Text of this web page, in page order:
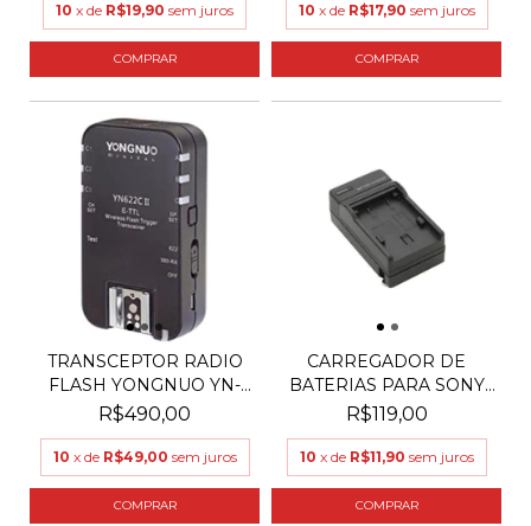
10 x de R$19,90 sem juros 10 x de R$17,90 sem juros
TRANSCEPTOR RADIO
FLASH YONGNUO YN-
622C...
R$490,00
10 x de R$49,00 sem juros
CARREGADOR DE
BATERIAS PARA SONY
NP-F550...
R$119,00
10 x de R$11,90 sem juros